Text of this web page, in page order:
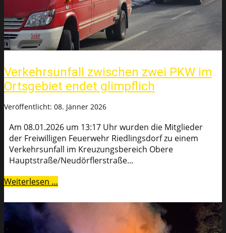
Verkehrsunfall zwischen zwei PKW im
Ortsgebiet endet glimpflich
Veröffentlicht: 08. Jänner 2026
Am 08.01.2026 um 13:17 Uhr wurden die Mitglieder
der Freiwilligen Feuerwehr Riedlingsdorf zu einem
Verkehrsunfall im Kreuzungsbereich Obere
Hauptstraße/Neudörflerstraße...
Weiterlesen …